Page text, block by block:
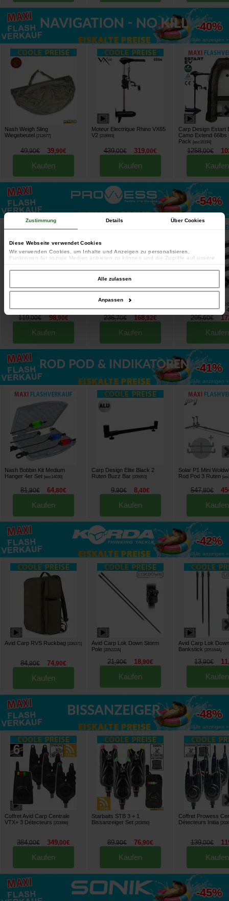
Zustimmung Details Über Cookies
Diese Webseite verwendet Cookies
Wir verwenden Cookies, um Inhalte und Anzeigen zu personalisieren,
Funktionen für soziale Medien anbieten zu können und die Zugriffe auf unsere
unserer Website an unsere Partner für soziale Medien, Werbung und Analysen
weiter. Unsere Partner führen diese Informationen möglicherweise mit weiteren
Daten zusammen, die Sie ihnen bereitgestellt haben oder die sie im Rahmen
Ihrer Nutzung der Dienste gesammelt haben.
Alle zulassen
Anpassen
bis zu
-40%
Alle anzeigen »
Nash Weigh Sling
Wiegebeutel [212677]
49,90€ 39,90€
Kaufen
Moteur Electrique Rhino VX65
V2 [219993]
439,00€ 319,00€
Kaufen
Carp Design Estart
Camo Extend 66lbs
Pack [esc16194]
1258,00€
Kaufen
bis zu
-54%
Alle anzeigen »
Détecteurs Initia [203913]
119,00€ 98,90€
Kaufen
Prowess Scorpium X 50 mm
13' 3,5 Pfund Rute (x3) [esc17564]
236,70€ 168,92€
Kaufen
Canne Prowess
50mm 12' 3lbs (les
295,60€
Kaufen
bis zu
-41%
Alle anzeigen »
Nash Bobbin Kit Medium
Hanger 4er Set [esc14030]
81,90€ 64,80€
Kaufen
Carp Design Elite Black 2
Ruten Buzz Bar [205953]
9,90€ 8,40€
Kaufen
Solar P1 Mini
Rod Pod 3 Ruten [
547,80€
Kaufen
bis zu
-42%
Alle anzeigen »
Avid Carp RVS Ruckbag [226371]
84,90€ 74,90€
Kaufen
Avid Carp Lok Down Storm
Pole [205222A]
21,90€ 18,90€
Kaufen
Avid Carp Lok Down
Bankstick
[205164A]
13,90€ 11
Kaufen
bis zu
-48%
Alle anzeigen »
Coffret Avid Carp Centrale
VTX+ 3 Détecteurs
[203996]
384,00€ 349,00€
Kaufen
Starbaits STB 3 + 1
Bissanzeiger Set [203050]
89,90€ 76,90€
Kaufen
Coffret Prowess
Détecteurs Initia
[
139,00€
Kaufen
bis zu
-45%